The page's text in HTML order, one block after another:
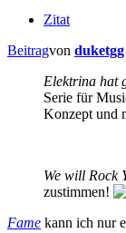
Zitat
Beitragvon duketgg
Elektrina hat
Serie für
Konzept und
We will Rock
zustimmen!
Fame kann ich nur